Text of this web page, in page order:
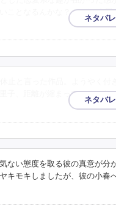
ことなるんかな？ けど、今回
子、距離が縮まっているみた
ない態度を取る彼の真意が
キモキしましたが、彼の小春